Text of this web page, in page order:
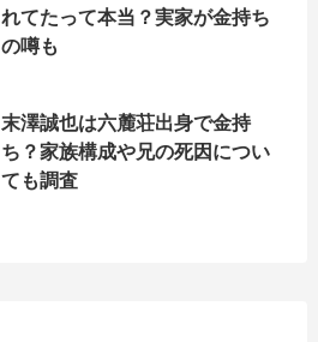
れてたって本当？実家が金持ち
の噂も
末澤誠也は六麓荘出身で金持
ち？家族構成や兄の死因につい
ても調査